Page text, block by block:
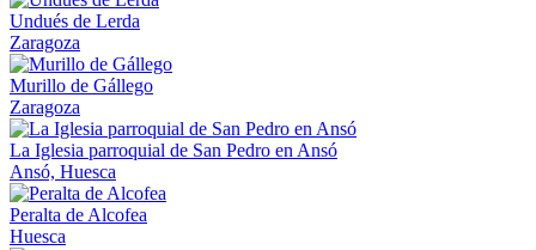
Undués de Lerda
Zaragoza
Murillo de Gállego
Zaragoza
La Iglesia parroquial de San Pedro en Ansó
Ansó, Huesca
Peralta de Alcofea
Huesca